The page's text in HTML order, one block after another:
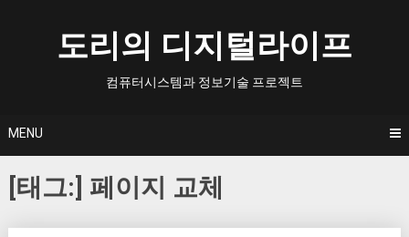
도리의 디지털라이프
컴퓨터시스템과 정보기술 프로젝트
MENU
[태그:] 페이지 교체